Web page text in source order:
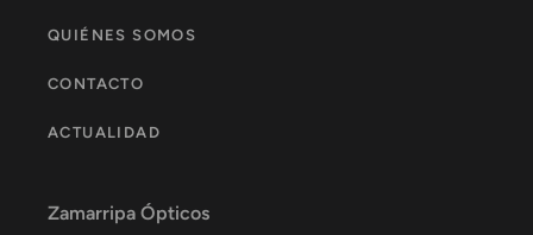
QUIÉNES SOMOS
CONTACTO
ACTUALIDAD
Zamarripa Ópticos